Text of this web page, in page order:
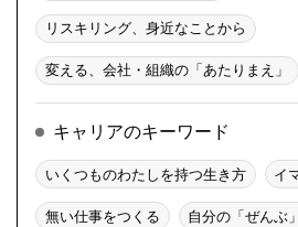
リスキリング、身近なことから
変える、会社・組織の「あたりまえ」
キャリアのキーワード
いくつものわたしを持つ生き方 イ
無い仕事をつくる 自分の「ぜんぶ